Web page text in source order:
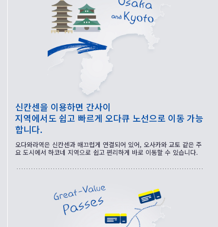
신칸센을 이용하면 간사이
지역에서도 쉽고 빠르게 오다큐 노선으로 이동 가능
합니다.
오다와라역은 신칸센과 매끄럽게 연결되어 있어, 오사카와 교토 같은 주
요 도시에서 하코네 지역으로 쉽고 편리하게 바로 이동할 수 있습니다.